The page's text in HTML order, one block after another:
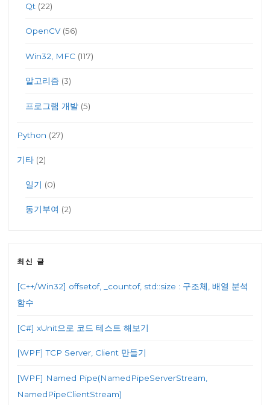
Qt(22)
OpenCV(56)
Win32, MFC(117)
알고리즘 (3)
프로그램 개발(5)
Python (27)
기타 (2)
일기 (0)
동기부여 (2)
최신 글
[C++/Win32] offsetof, _countof, std::size : 구조체, 배열 분석
함수
[C#] xUnit으로 코드 테스트 해보기
[WPF] TCP Server, Client 만들기
[WPF] Named Pipe(NamedPipeServerStream,
NamedPipeClientStream)